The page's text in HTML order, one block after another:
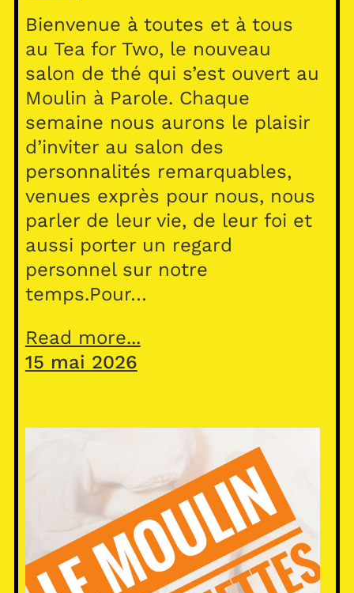
Bienvenue à toutes et à tous
au Tea for Two, le nouveau
salon de thé qui s’est ouvert au
Moulin à Parole. Chaque
semaine nous aurons le plaisir
d’inviter au salon des
personnalités remarquables,
venues exprès pour nous, nous
parler de leur vie, de leur foi et
aussi porter un regard
personnel sur notre
temps.Pour…
Read more...
15 mai 2026